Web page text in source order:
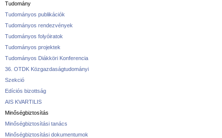
Tudomány
Tudományos publikációk
Tudományos rendezvények
Tudományos folyóiratok
Tudományos projektek
Tudományos Diákköri Konferencia
36. OTDK Közgazdaságtudományi
Szekció
Edíciós bizottság
AIS KVARTILIS
Minőségbiztosítás
Minőségbiztosítási tanács
Minőségbiztosítási dokumentumok